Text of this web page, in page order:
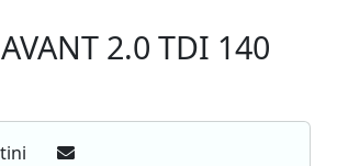
2.0 TDI 140